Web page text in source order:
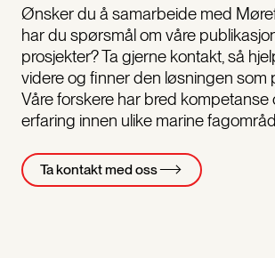
Ønsker du å samarbeide med
har du spørsmål om våre
prosjekter? Ta gjerne kontakt, så
videre og finner den løsningen som
Våre forskere har bred kompetanse
erfaring innen ulike marine
Ta kontakt med oss